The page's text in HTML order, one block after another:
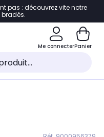
page
pas : découvrez vite notre
bradés.
Me connecterPanier